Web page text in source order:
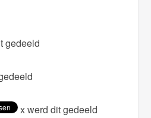
gedeeld
x werd dit gedeeld